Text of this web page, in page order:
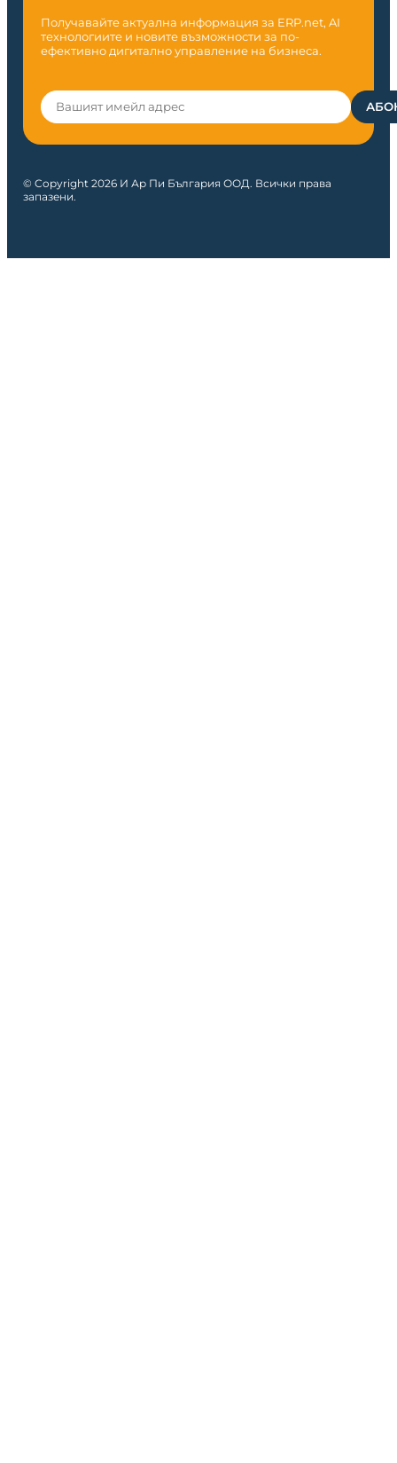
Получавайте актуална информация за ERP.net, AI
технологиите и новите възможности за по-
ефективно дигитално управление на бизнеса.
© Copyright 2026 И Ар Пи България ООД. Всички права
запазени.